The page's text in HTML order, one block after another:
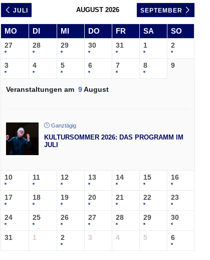
JULI AUGUST 2026 SEPTEMBER
MO DI MI DO FR SA SO
27 28 29 30 31 1 2
3 4 5 6 7 8 9
Veranstaltungen am 9August
Ganztägig
KULTURSOMMER 2026: DAS PROGRAMM IM
JULI
10 11 12 13 14 15 16
17 18 19 20 21 22 23
24 25 26 27 28 29 30
31 1 2 3 4 5 6